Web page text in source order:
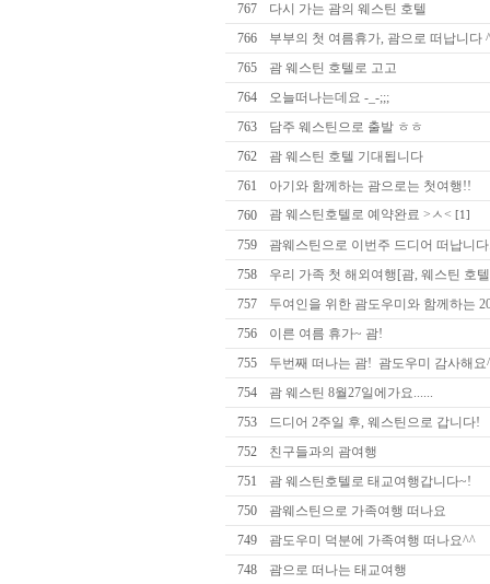
767
다시 가는 괌의 웨스틴 호텔
766
부부의 첫 여름휴가, 괌으로 떠납니다
765
괌 웨스틴 호텔로 고고
764
오늘떠나는데요 -_-;;;
763
담주 웨스틴으로 출발 ㅎㅎ
762
괌 웨스틴 호텔 기대됩니다
761
아기와 함께하는 괌으로는 첫여행!!
760
괌 웨스틴호텔로 예약완료 >ㅅ< [1]
759
괌웨스틴으로 이번주 드디어 떠납니
758
우리 가족 첫 해외여행[괌, 웨스틴 호
757
두여인을 위한 괌도우미와 함께하는
756
이른 여름 휴가~ 괌!
755
두번째 떠나는 괌! 괌도우미 감사해요
754
괌 웨스틴 8월27일에가요......
753
드디어 2주일 후, 웨스틴으로 갑니다!
752
친구들과의 괌여행
751
괌 웨스틴호텔로 태교여행갑니다~!
750
괌웨스틴으로 가족여행 떠나요
749
괌도우미 덕분에 가족여행 떠나요^^
748
괌으로 떠나는 태교여행